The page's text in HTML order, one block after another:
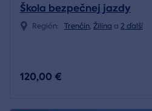
Škola bezpečnej jazdy
Región: Trenčín, Žilina a 2 ďalší
120,00 €